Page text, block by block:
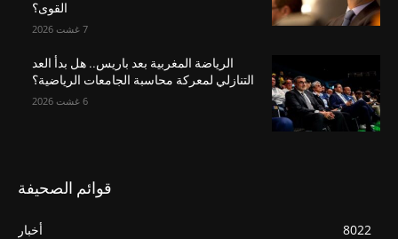
القوى؟
7 غشت 2026
الرياضة المغربية بعد باريس.. هل بدأ العد
التنازلي لمعركة محاسبة الجامعات الرياضية؟
6 غشت 2026
قوائم الصحيفة
أخبار
8022